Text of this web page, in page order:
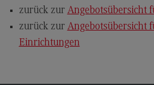
zurück zur Angebotsübersicht
zurück zur Angebotsübersicht
Einrichtungen